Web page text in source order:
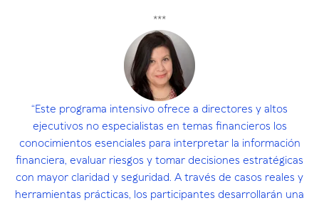
***
“Este programa intensivo ofrece a directores y altos
ejecutivos no especialistas en temas financieros los
conocimientos esenciales para interpretar la información
financiera, evaluar riesgos y tomar decisiones estratégicas
con mayor claridad y seguridad. A través de casos reales y
herramientas prácticas, los participantes desarrollarán una